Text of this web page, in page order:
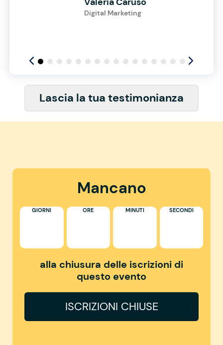
Digital Marketing
Lascia la tua testimonianza
Mancano
GIORNI ORE MINUTI SECONDI
alla chiusura delle iscrizioni di
questo evento
ISCRIZIONI CHIUSE